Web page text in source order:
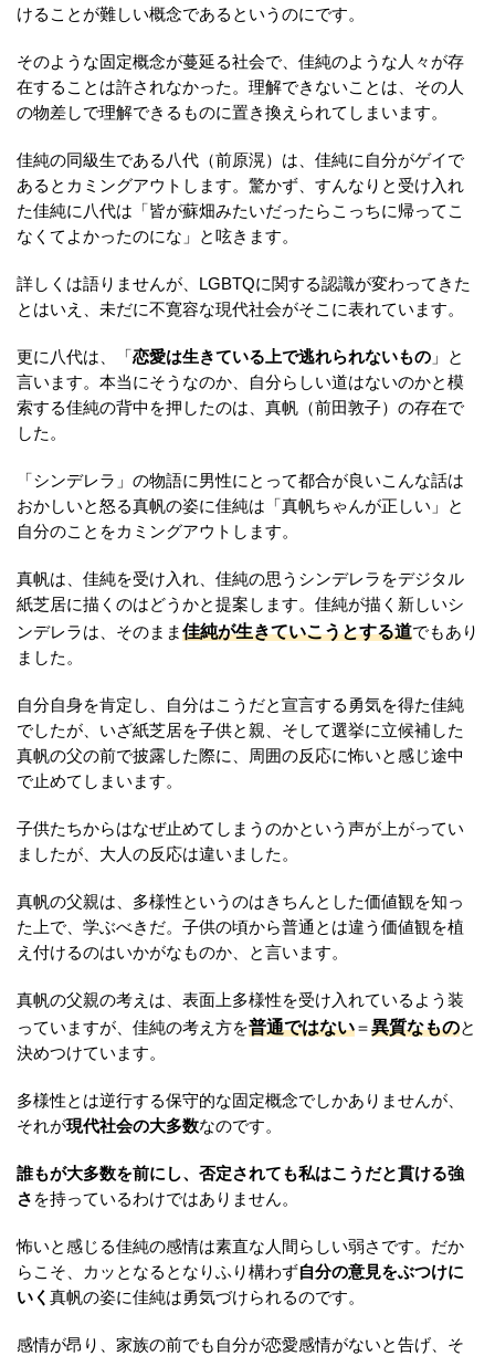
けることが難しい概念であるというのにです。
そのような固定概念が蔓延る社会で、佳純のような人々が存
在することは許されなかった。理解できないことは、その人
の物差しで理解できるものに置き換えられてしまいます。
佳純の同級生である八代（前原滉）は、佳純に自分がゲイで
あるとカミングアウトします。驚かず、すんなりと受け入れ
た佳純に八代は「皆が蘇畑みたいだったらこっちに帰ってこ
なくてよかったのにな」と呟きます。
詳しくは語りませんが、LGBTQに関する認識が変わってきた
とはいえ、未だに不寛容な現代社会がそこに表れています。
更に八代は、「 恋愛は生きている上で逃れられないもの 」と
言います。本当にそうなのか、自分らしい道はないのかと模
索する佳純の背中を押したのは、真帆（前田敦子）の存在で
した。
「シンデレラ」の物語に男性にとって都合が良いこんな話は
おかしいと怒る真帆の姿に佳純は「真帆ちゃんが正しい」と
自分のことをカミングアウトします。
真帆は、佳純を受け入れ、佳純の思うシンデレラをデジタル
紙芝居に描くのはどうかと提案します。佳純が描く新しいシ
ンデレラは、そのまま佳純が生きていこうとする道でもあり
ました。
自分自身を肯定し、自分はこうだと宣言する勇気を得た佳純
でしたが、いざ紙芝居を子供と親、そして選挙に立候補した
真帆の父の前で披露した際に、周囲の反応に怖いと感じ途中
で止めてしまいます。
子供たちからはなぜ止めてしまうのかという声が上がってい
ましたが、大人の反応は違いました。
真帆の父親は、多様性というのはきちんとした価値観を知っ
た上で、学ぶべきだ。子供の頃から普通とは違う価値観を植
え付けるのはいかがなものか、と言います。
真帆の父親の考えは、表面上多様性を受け入れているよう装
っていますが、佳純の考え方を普通ではない＝異質なものと
決めつけています。
多様性とは逆行する保守的な固定概念でしかありませんが、
それが現代社会の大多数なのです。
誰もが大多数を前にし、否定されても私はこうだと貫ける強
さ を持っているわけではありません。
怖いと感じる佳純の感情は素直な人間らしい弱さです。だか
らこそ、カッとなるとなりふり構わず自分の意見をぶつけに
いく 真帆の姿に佳純は勇気づけられるのです。
感情が昂り、家族の前でも自分が恋愛感情がないと告げ、そ